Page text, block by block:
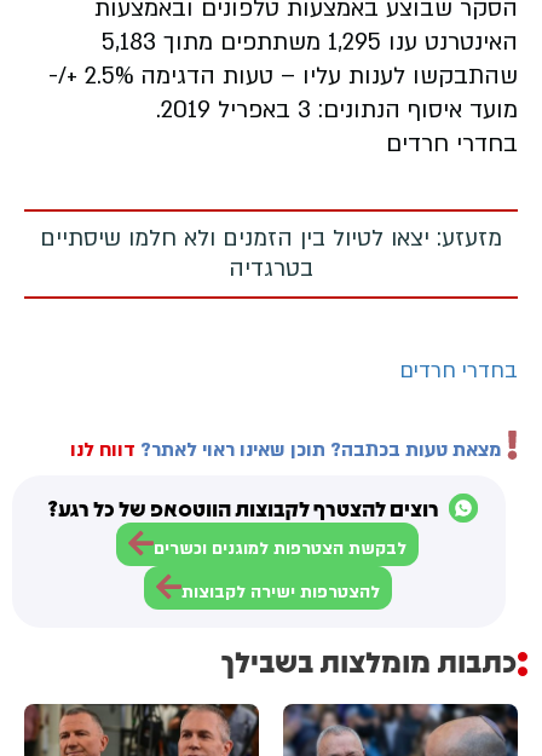
הסקר שבוצע באמצעות טלפונים ובאמצעות
האינטרנט ענו 1,295 משתתפים מתוך 5,183
שהתבקשו לענות עליו – טעות הדגימה 2.5% +/-
מועד איסוף הנתונים: 3 באפריל 2019.
בחדרי חרדים
מזעזע: יצאו לטיול בין הזמנים ולא חלמו שיסתיים
בטרגדיה
בחדרי חרדים
מצאת טעות בכתבה? תוכן שאינו ראוי לאתר? דווח לנו
רוצים להצטרף לקבוצות הווטסאפ של כל רגע?
לבקשת הצטרפות למוגנים וכשרים
להצטרפות ישירה לקבוצות
כתבות מומלצות בשבילך